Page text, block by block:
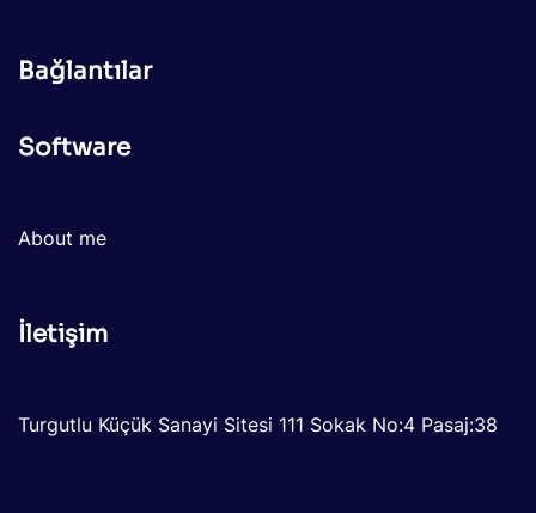
Bağlantılar
Software
About me
İletişim
Turgutlu Küçük Sanayi Sitesi 111 Sokak No:4 Pasaj:38